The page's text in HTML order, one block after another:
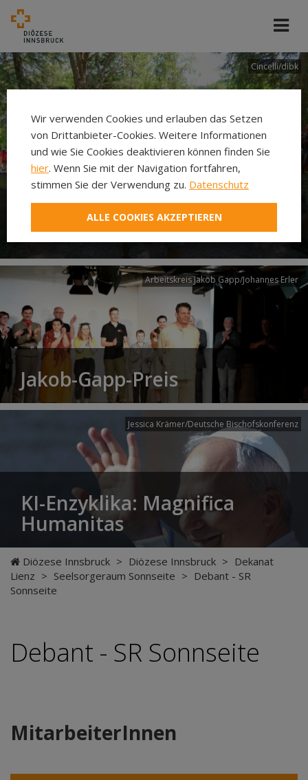
Cincelli/dibk
Neuer Pilgerweg Via
Laudato si’
Arbeitskreis Jakob Gapp/Johannes Erler
Jakob-Gapp-Preis
Jessica Krämer/Deutsche Bischofskonferenz
KI-Enzyklika: Magnifica
Humanitas
Diözese Innsbruck > Diözese Innsbruck > Dekanat
Lienz > Seelsorgeraum Sonnseite > Debant - SR
Sonnseite
Debant - SR Sonnseite
MitarbeiterInnen
Wir verwenden Cookies und erlauben das Setzen
von Drittanbieter-Cookies. Weitere Informationen
und wie Sie Cookies deaktivieren können finden Sie
hier. Wenn Sie mit der Navigation fortfahren,
stimmen Sie der Verwendung zu. Datenschutz
ALLE COOKIES AKZEPTIEREN